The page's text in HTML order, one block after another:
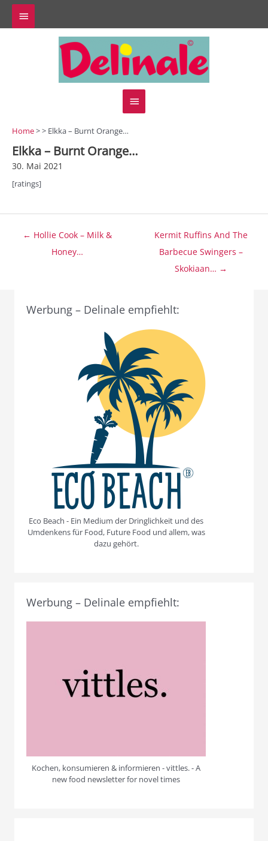
Zum
Inhalt
springen
Above
Hauptmenü
Home> > Elkka – Burnt Orange…
Elkka – Burnt Orange…
30. Mai 2021
[ratings]
Beitragsnavigation
← Hollie Cook – Milk &
Honey…
Kermit Ruffins And The
Barbecue Swingers –
Skokiaan… →
Werbung – Delinale empfiehlt:
Eco Beach - Ein Medium der Dringlichkeit und des
Umdenkens für Food, Future Food und allem, was
dazu gehört.
Werbung – Delinale empfiehlt:
Kochen, konsumieren & informieren - vittles. - A
new food newsletter for novel times